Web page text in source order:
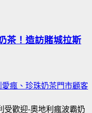
茶！造訪賭城拉斯
瘋、珍珠奶茶門市顧客